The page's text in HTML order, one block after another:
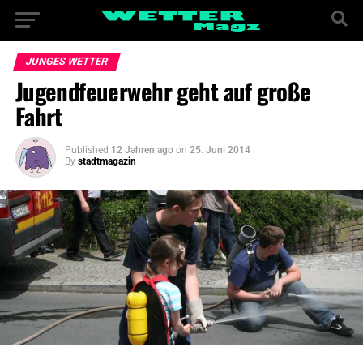
JUNGES WETTER
Jugendfeuerwehr geht auf große
Fahrt
Published 12 Jahren ago on 25. Juni 2014
By stadtmagazin